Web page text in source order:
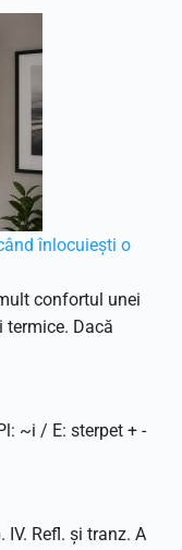
înlocuiești o
confortul unei
termice. Dacă
~i / E: sterpet + -
IV. Refl. și tranz. A